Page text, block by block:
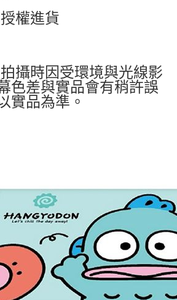
權進貨
攝時因受環境與光線影
色差與實品會有稍許誤
實品為準。